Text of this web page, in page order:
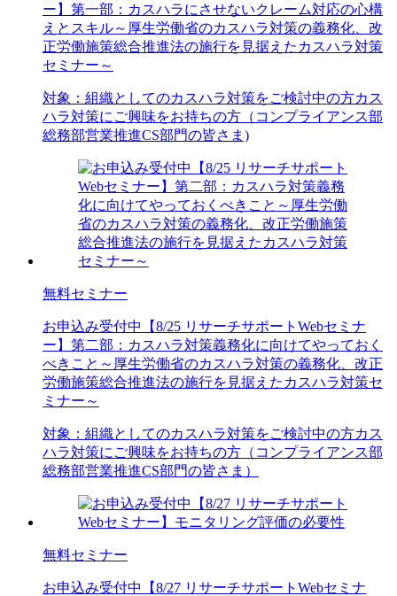
ー】第一部：カスハラにさせないクレーム対応の心構
えとスキル～厚生労働省のカスハラ対策の義務化、改
正労働施策総合推進法の施行を見据えたカスハラ対策
セミナー～
対象： 組織としてのカスハラ対策をご検討中の方カス
ハラ対策にご興味をお持ちの方（コンプライアンス部
総務部営業推進CS部門の皆さま)
無料セミナー
お申込み受付中
【8/25 リサーチサポートWebセミナ
ー】第二部：カスハラ対策義務化に向けてやっておく
べきこと～厚生労働省のカスハラ対策の義務化、改正
労働施策総合推進法の施行を見据えたカスハラ対策セ
ミナー～
対象： 組織としてのカスハラ対策をご検討中の方カス
ハラ対策にご興味をお持ちの方（コンプライアンス部
総務部営業推進CS部門の皆さま）
無料セミナー
お申込み受付中
【8/27 リサーチサポートWebセミナ